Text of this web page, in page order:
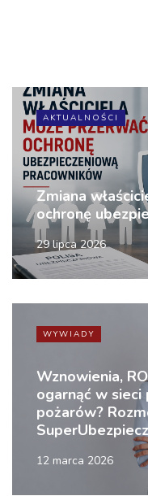
AKTUALNOŚCI
Zmiana
ochronę
29 lipca 2026
WYWIADY
Wznowienia,
ogarnąć w sieci
pożarów?
12 marca 2026